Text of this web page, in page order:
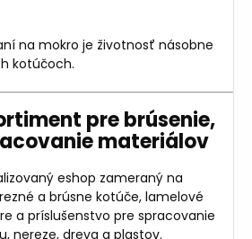
na mokro je životnosť násobne
kotúčoch.
pre brúsenie,
materiálov
eshop zameraný na
a brúsne kotúče, lamelové
a príslušenstvo pre spracovanie
nereze, dreva a plastov.